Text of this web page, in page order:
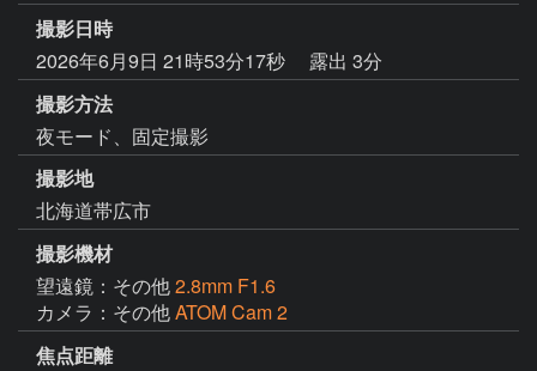
撮影日時
2026年6月9日 21時53分17秒
露出 3分
撮影方法
夜モード、固定撮影
撮影地
北海道帯広市
撮影機材
望遠鏡：その他2.8mm F1.6
カメラ：その他ATOM Cam 2
焦点距離